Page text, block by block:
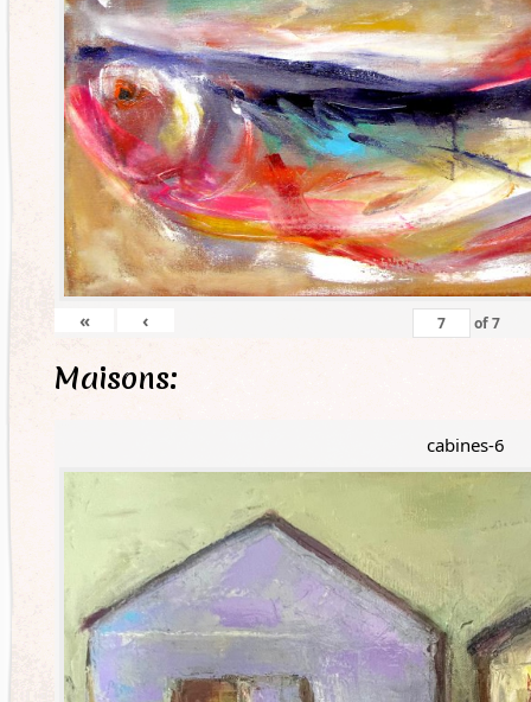
« ‹ of7
Maisons:
cabines-6